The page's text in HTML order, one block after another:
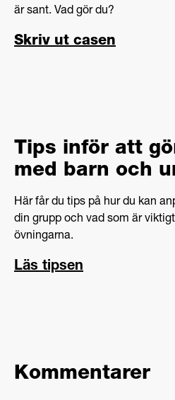
är sant. Vad gör du?
Skriv ut casen
Tips inför att
med barn och
Här får du tips på hur du kan
din grupp och vad som är
övningarna.
Läs tipsen
Kommentarer